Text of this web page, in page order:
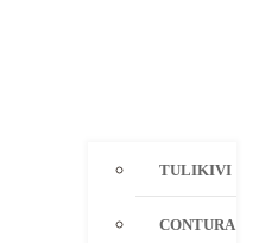
TULIKIVI
CONTURA